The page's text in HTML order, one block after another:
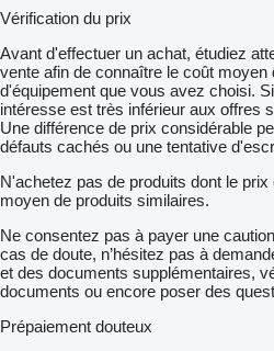
Vérification du prix
Avant d'effectuer un achat, étudiez
vente afin de connaître le coût moyen
d'équipement que vous avez choisi.
intéresse est très inférieur aux offres
Une différence de prix considérable
défauts cachés ou une tentative
N'achetez pas de produits dont le
moyen de produits similaires.
Ne consentez pas à payer une
cas de doute, n’hésitez pas à
et des documents supplémentaires,
documents ou encore poser des
Prépaiement douteux